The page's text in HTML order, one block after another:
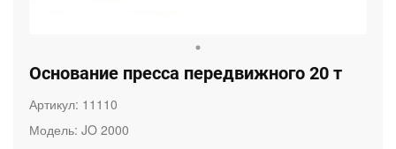
Основание пресса передвижного 20 т
Артикул: 11110
Модель: JO 2000